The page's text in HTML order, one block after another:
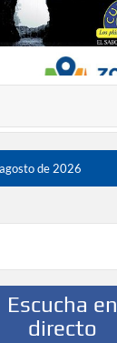
de 2026
Escucha en
directo